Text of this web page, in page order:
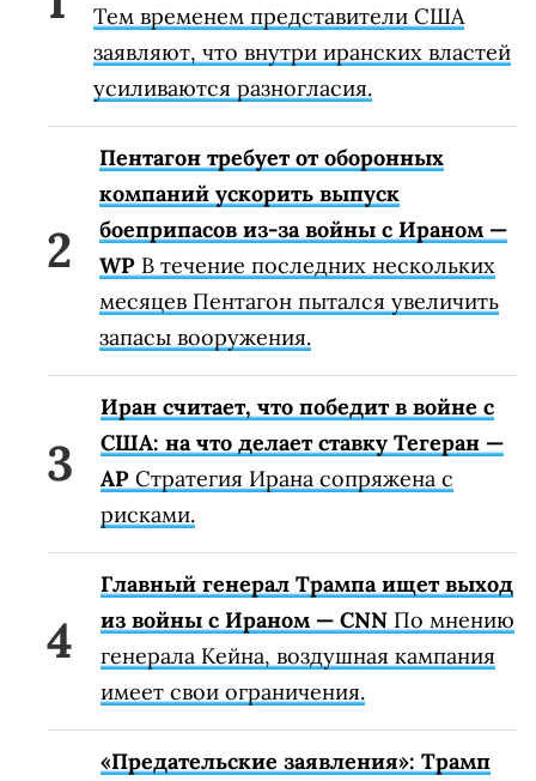
Тем временем представители США
заявляют, что внутри иранских властей
усиливаются разногласия.
Пентагон требует от оборонных
компаний ускорить выпуск
боеприпасов из-за войны с Ираном —
WP В течение последних нескольких
месяцев Пентагон пытался увеличить
запасы вооружения.
Иран считает, что победит в войне с
США: на что делает ставку Тегеран —
AP Стратегия Ирана сопряжена с
рисками.
Главный генерал Трампа ищет выход
из войны с Ираном — CNN По мнению
генерала Кейна, воздушная кампания
имеет свои ограничения.
«Предательские заявления»: Трамп